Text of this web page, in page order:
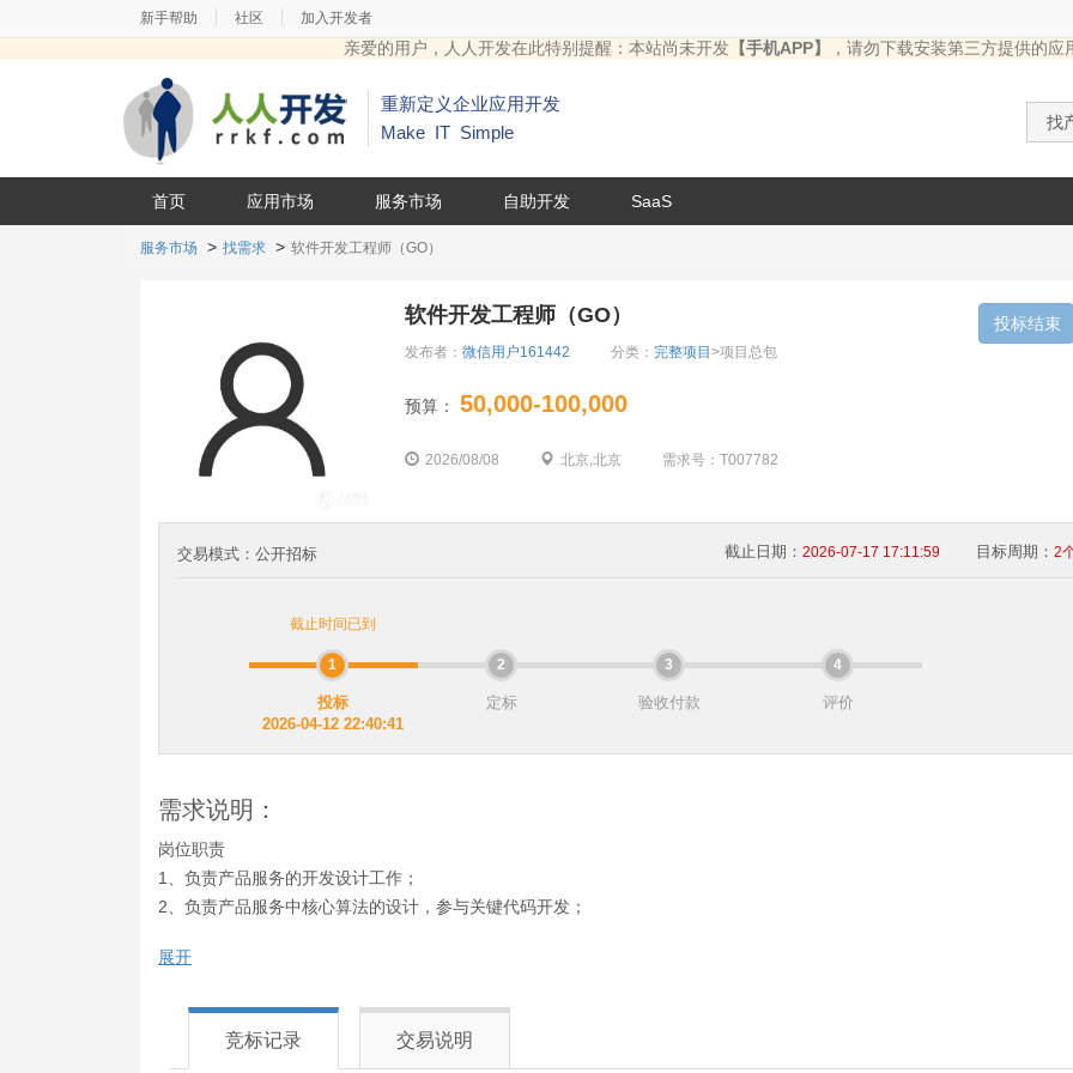
新手帮助 社区 加入开发者
亲爱的用户，人人开发在此特别提醒：本站尚未开发 【手机APP】 ，请勿下载安装第三方提供的
重新定义企业应用开发
Make IT Simple
首页 应用市场 服务市场 自助开发 SaaS
服务市场 找需求 软件开发工程师（GO）
软件开发工程师（GO） 投标结束
发布者：微信用户161442 分类：完整项目>项目总包
预算：50,000-100,000
2026/08/08 北京,北京 需求号：T007782
交易模式： 公开招标 目标周期： 2
截止日期： 2026-07-17 17:11:59
截止时间已到
1
投标
2026-04-12 22:40:41
2
定标
3
验收付款
4
评价
需求说明：
岗位职责
1、负责产品服务的开发设计工作；
2、负责产品服务中核心算法的设计，参与关键代码开发；
岗位要求
3、熟悉终端程序开发和调试，能分析dump文件，并定位、修复存在的BUG；
展开
竞标记录 交易说明